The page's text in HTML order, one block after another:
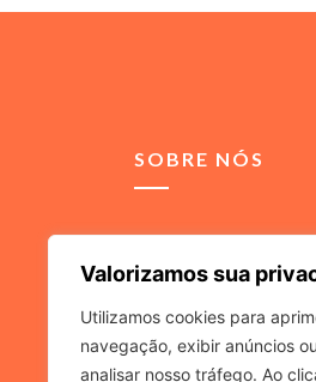
Valorizamos sua
Utilizamos cookies para
navegação, exibir anúncios
analisar nosso tráfego. Ao
SOBRE NÓS
comunicação
relacionamento para
advogados e